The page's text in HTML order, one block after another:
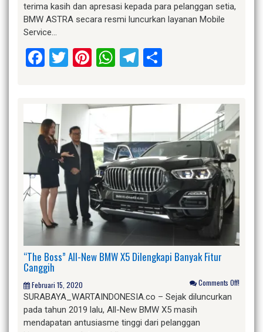
terima kasih dan apresasi kepada para pelanggan setia,
BMW ASTRA secara resmi luncurkan layanan Mobile
Service…
Facebook
Twitter
Pinterest
WhatsApp
Telegram
“The Boss” All-New BMW X5 Dilengkapi Banyak Fitur
Canggih
Februari 15, 2020 Comments Off!
SURABAYA_WARTAINDONESIA.co – Sejak diluncurkan
pada tahun 2019 lalu, All-New BMW X5 masih
mendapatan antusiasme tinggi dari pelanggan